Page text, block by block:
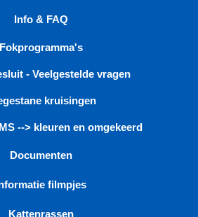
Info & FAQ
Fokprogramma's
- Veelgestelde vragen
kruisingen
--> kleuren en omgekeerd
Documenten
filmpjes
Kattenrassen